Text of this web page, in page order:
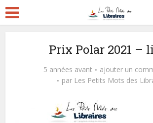
Prix Polar 2021 –
5 années avant
ajouter un
par Les Petits Mots des